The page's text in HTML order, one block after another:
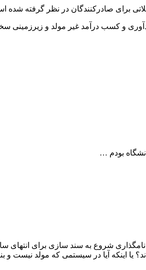
برای صادرکنندگان در نظر گرفته شده
و کسب درآمد غیر مولد و
شروع به سند سازی برای انتهای
یا اینکه آیا در سیستمی که مولد نیست و